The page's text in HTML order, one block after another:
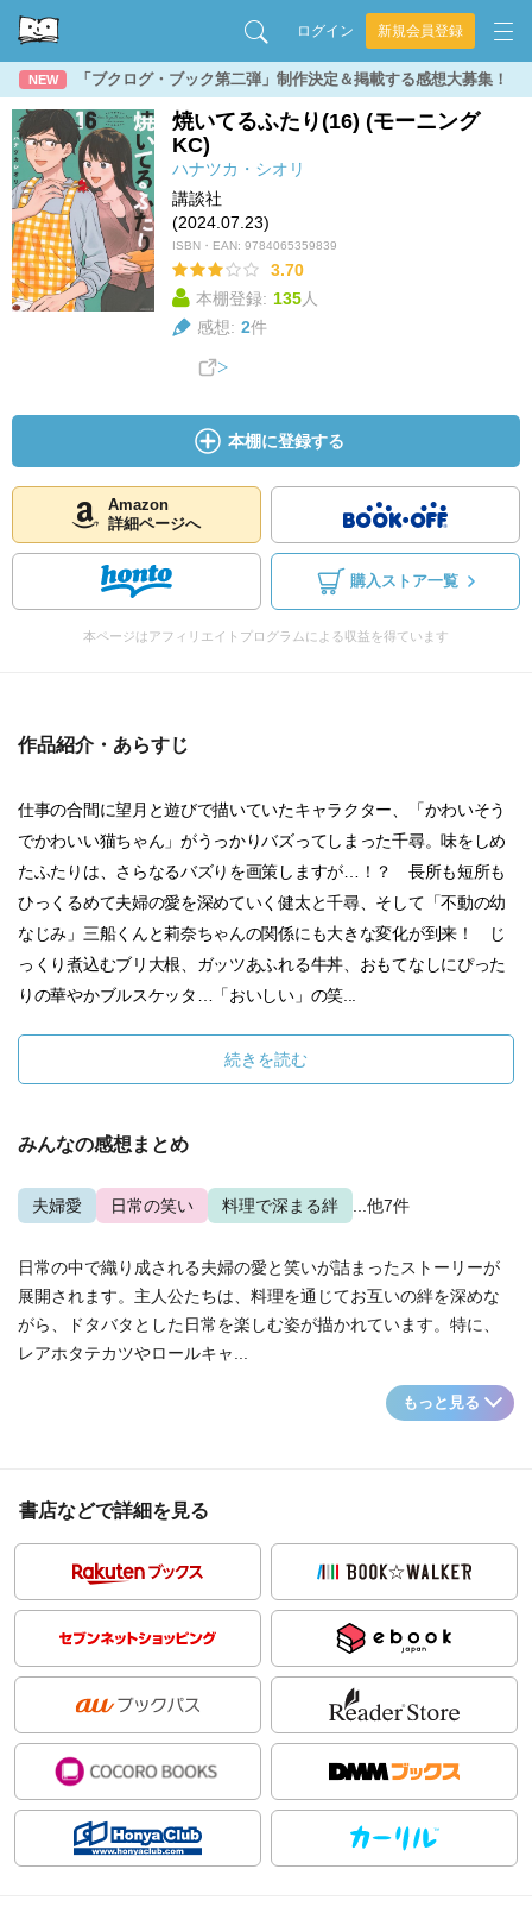
ログイン 新規会員登録
NEW 「ブクログ・ブック第二弾」制作決定＆掲載する感想大募集！
焼いてるふたり(16) (モーニング
KC)
ハナツカ・シオリ
講談社
(2024.07.23)
ISBN・EAN: 9784065359839
3.70
本棚登録: 135人
感想: 2件
本棚に登録する
Amazon
詳細ページへ
購入ストア一覧
本ページはアフィリエイトプログラムによる収益を得ています
作品紹介・あらすじ
仕事の合間に望月と遊びで描いていたキャラクター、「かわいそう
でかわいい猫ちゃん」がうっかりバズってしまった千尋。味をしめ
たふたりは、さらなるバズりを画策しますが…！？ 長所も短所も
ひっくるめて夫婦の愛を深めていく健太と千尋、そして「不動の幼
なじみ」三船くんと莉奈ちゃんの関係にも大きな変化が到来！ じ
っくり煮込むブリ大根、ガッツあふれる牛丼、おもてなしにぴった
りの華やかブルスケッタ…「おいしい」の笑...
続きを読む
みんなの感想まとめ
夫婦愛 日常の笑い 料理で深まる絆 ...他7件
日常の中で織り成される夫婦の愛と笑いが詰まったストーリーが
展開されます。主人公たちは、料理を通じてお互いの絆を深めな
がら、ドタバタとした日常を楽しむ姿が描かれています。特に、
レアホタテカツやロールキャ...
もっと見る
書店などで詳細を見る